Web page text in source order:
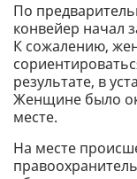
По
конвейер начал
К сожалению,
результате, в
Женщине было
месте.
На месте